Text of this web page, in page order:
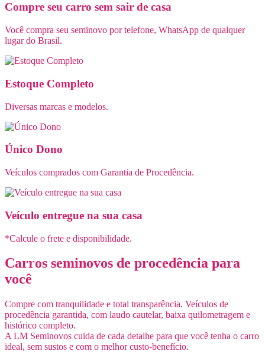
Compre seu carro sem sair de casa
Você compra seu seminovo por telefone, WhatsApp de qualquer
lugar do Brasil.
Estoque Completo
Diversas marcas e modelos.
Único Dono
Veículos comprados com Garantia de Procedência.
Veículo entregue na sua casa
*Calcule o frete e disponibilidade.
Carros seminovos de procedência para
você
Compre com tranquilidade e total transparência. Veículos de
procedência garantida, com laudo cautelar, baixa quilometragem e
histórico completo.
A LM Seminovos cuida de cada detalhe para que você tenha o carro
ideal, sem sustos e com o melhor custo-benefício.